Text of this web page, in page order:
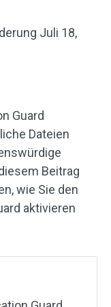
Juli 18,
Guard
Dateien
Beitrag
wie Sie den
aktivieren